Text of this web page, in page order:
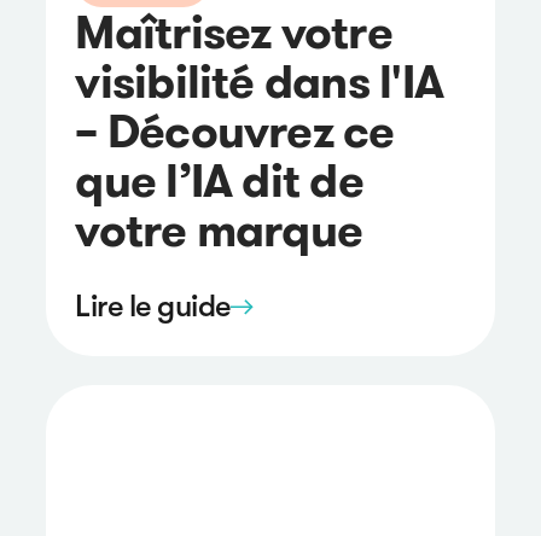
Maîtrisez votre
visibilité dans l'IA
– Découvrez ce
que l’IA dit de
votre marque
Lire le guide